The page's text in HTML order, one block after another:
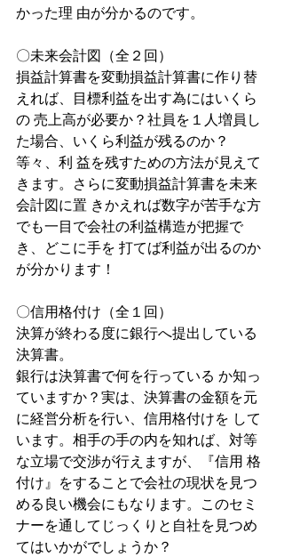
かった理 由が分かるのです。
〇未来会計図（全２回）
損益計算書を変動損益計算書に作り替
えれば、目標利益を出す為にはいくら
の 売上高が必要か？社員を１人増員し
た場合、いくら利益が残るのか？
等々、利 益を残すための方法が見えて
きます。さらに変動損益計算書を未来
会計図に置 きかえれば数字が苦手な方
でも一目で会社の利益構造が把握で
き、どこに手を 打てば利益が出るのか
が分かります！
〇信用格付け（全１回）
決算が終わる度に銀行へ提出している
決算書。
銀行は決算書で何を行っている か知っ
ていますか？実は、決算書の金額を元
に経営分析を行い、信用格付けを して
います。相手の手の内を知れば、対等
な立場で交渉が行えますが、『信用 格
付け』をすることで会社の現状を見つ
める良い機会にもなります。このセミ
ナーを通してじっくりと自社を見つめ
てはいかがでしょうか？